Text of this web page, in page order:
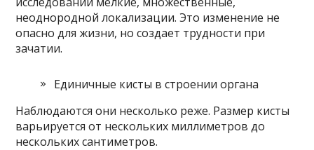
неоднородной локализации. Это изменение не
опасно для жизни, но создает трудности при
зачатии.
Единичные кисты в строении органа
Наблюдаются они несколько реже. Размер кисты
варьируется от нескольких миллиметров до
нескольких сантиметров.